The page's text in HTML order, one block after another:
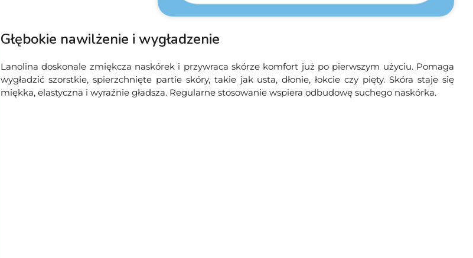
Głębokie nawilżenie i wygładzenie
Lanolina doskonale zmiękcza naskórek i przywraca skórze komfort już po pierwszym użyciu. Pomaga
wygładzić szorstkie, spierzchnięte partie skóry, takie jak usta, dłonie, łokcie czy pięty. Skóra staje się
miękka, elastyczna i wyraźnie gładsza. Regularne stosowanie wspiera odbudowę suchego naskórka.